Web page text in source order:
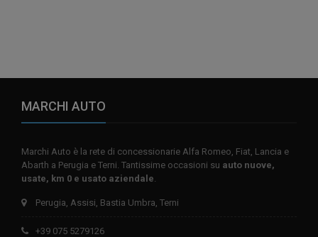
MARCHI AUTO
Marchi Auto è la rete di concessionarie Alfa Romeo, Fiat, Lancia e
Abarth a Perugia e Terni. Tantissime occasioni su auto nuove,
usate, km 0 e usato aziendale
Perugia, Assisi, Bastia Umbra, Terni
+39 075 5279126